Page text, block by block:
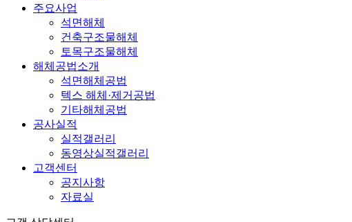
주요사업
석면해체
건축구조물해체
토목구조물해체
해체공법소개
석면해체공법
텍스 해체·제거공법
기타해체공법
공사실적
실적갤러리
동영상실적갤러리
고객센터
공지사항
자료실